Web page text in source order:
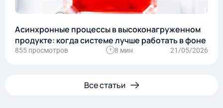
Асинхронные процессы в высоконагруженном
продукте: когда системе лучше работать в фоне
855 просмотров 8 мин 21/05/2026
Все статьи